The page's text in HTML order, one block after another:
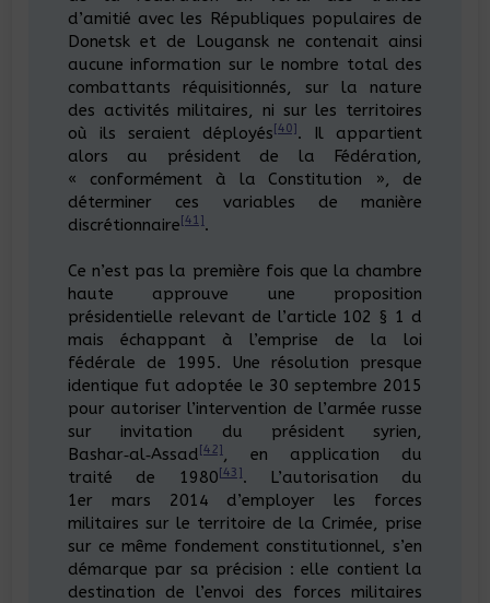
d’amitié avec les Républiques populaires de
Donetsk et de Lougansk ne contenait ainsi
aucune information sur le nombre total des
combattants réquisitionnés, sur la nature
des activités militaires, ni sur les territoires
où ils seraient déployés[40]. Il appartient
alors au président de la Fédération,
« conformément à la Constitution », de
déterminer ces variables de manière
discrétionnaire[41].
Ce n’est pas la première fois que la chambre
haute approuve une proposition
présidentielle relevant de l’article 102 § 1 d
mais échappant à l’emprise de la loi
fédérale de 1995. Une résolution presque
identique fut adoptée le 30 septembre 2015
pour autoriser l’intervention de l’armée russe
sur invitation du président syrien,
Bashar‑al‑Assad[42], en application du
traité de 1980[43]. L’autorisation du
1er mars 2014 d’employer les forces
militaires sur le territoire de la Crimée, prise
sur ce même fondement constitutionnel, s’en
démarque par sa précision : elle contient la
destination de l’envoi des forces militaires